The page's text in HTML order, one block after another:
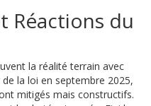
Réactions du
la réalité terrain avec
la loi en septembre 2025,
mitigés mais constructifs.